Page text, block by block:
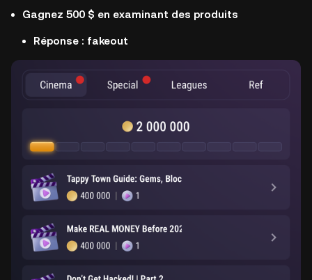
Gagnez 500 $ en examinant des produits
Réponse : fakeout